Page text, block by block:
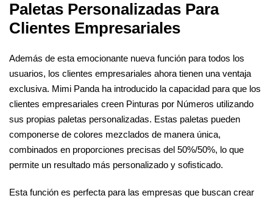
Paletas Personalizadas Para
Clientes Empresariales
Además de esta emocionante nueva función para todos los
usuarios, los clientes empresariales ahora tienen una ventaja
exclusiva. Mimi Panda ha introducido la capacidad para que los
clientes empresariales creen Pinturas por Números utilizando
sus propias paletas personalizadas. Estas paletas pueden
componerse de colores mezclados de manera única,
combinados en proporciones precisas del 50%/50%, lo que
permite un resultado más personalizado y sofisticado.
Esta función es perfecta para las empresas que buscan crear